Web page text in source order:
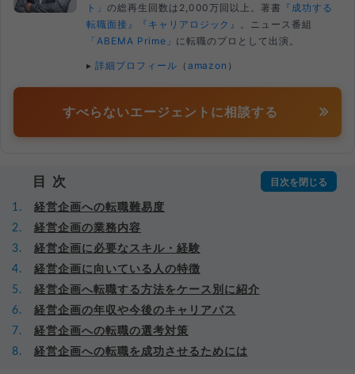
ト」 の総再生回数は2,000万回以上。著書 『成功する
転職面接』
『キャリアロジック』
。ニュース番組
「ABEMA Prime」 に転職のプロとして出演。
▸ 詳細プロフィール （ amazon ）
すべらないエージェントに相談する
目次
経営企画への転職難易度
経営企画の業務内容
経営企画に必要なスキル・経験
経営企画に向いている人の特徴
経営企画へ転職する方法をケース別に紹介
経営企画の年収や今後のキャリアパス
経営企画への転職の選考対策
経営企画への転職を成功させるためには